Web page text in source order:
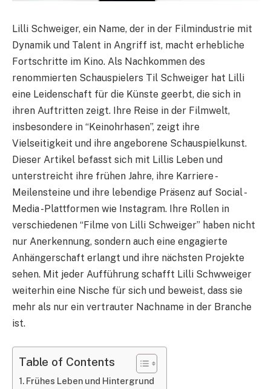
Lilli Schweiger, ein Name, der in der Filmindustrie mit
Dynamik und Talent in Angriff ist, macht erhebliche
Fortschritte im Kino. Als Nachkommen des
renommierten Schauspielers Til Schweiger hat Lilli
eine Leidenschaft für die Künste geerbt, die sich in
ihren Auftritten zeigt. Ihre Reise in der Filmwelt,
insbesondere in “Keinohrhasen”, zeigt ihre
Vielseitigkeit und ihre angeborene Schauspielkunst.
Dieser Artikel befasst sich mit Lillis Leben und
unterstreicht ihre frühen Jahre, ihre Karriere -
Meilensteine und ihre lebendige Präsenz auf Social -
Media -Plattformen wie Instagram. Ihre Rollen in
verschiedenen “Filme von Lilli Schweiger” haben nicht
nur Anerkennung, sondern auch eine engagierte
Anhängerschaft erlangt und ihre nächsten Projekte
sehen. Mit jeder Aufführung schafft Lilli Schwweiger
weiterhin eine Nische für sich und beweist, dass sie
mehr als nur ein vertrauter Nachname in der Branche
ist.
Table of Contents
Frühes Leben und Hintergrund